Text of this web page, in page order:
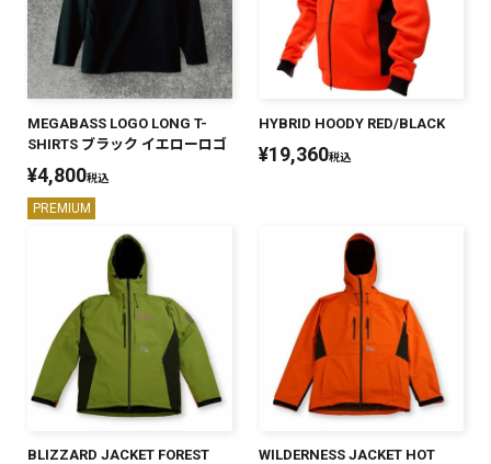
MEGABASS LOGO LONG T-
SHIRTS ブラック イエローロゴ
¥4,800税込
PREMIUM
HYBRID HOODY RED/BLACK
¥19,360税込
BLIZZARD JACKET FOREST
WILDERNESS JACKET HOT